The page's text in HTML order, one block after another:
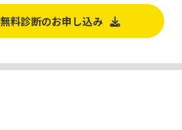
無料診断のお申し込み